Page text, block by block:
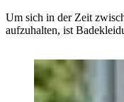
Um sich in der Zeit
aufzuhalten, ist